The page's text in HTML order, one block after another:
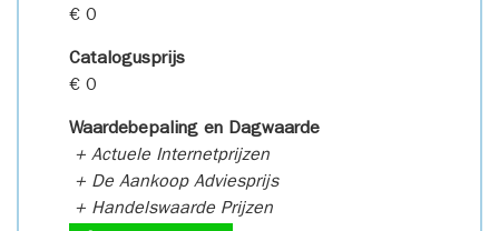
€ 0
Catalogusprijs
€ 0
Waardebepaling en Dagwaarde
+ Actuele Internetprijzen
+ De Aankoop Adviesprijs
+ Handelswaarde Prijzen